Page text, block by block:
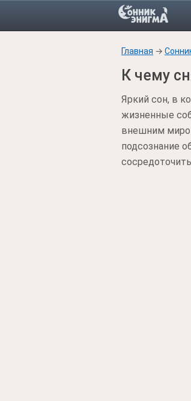
Главная →
К чему
Яркий сон, в
жизненные
внешним
подсознание